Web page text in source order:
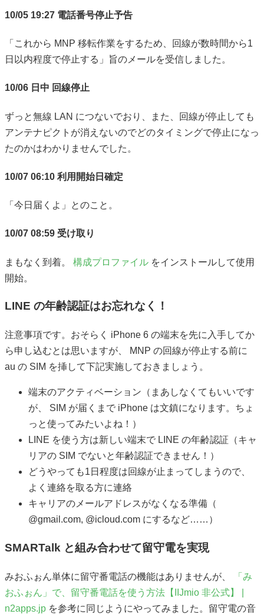
10/05 19:27 電話番号停止予告
「これから MNP 移転作業をするため、回線が数時間から1
日以内程度で停止する」旨のメールを受信しました。
10/06 日中 回線停止
ずっと無線 LAN につないでおり、また、回線が停止しても
アンテナピクトが消えないのでどのタイミングで停止になっ
たのかはわかりませんでした。
10/07 06:10 利用開始日確定
「今日届くよ」とのこと。
10/07 08:59 受け取り
まもなく到着。 構成プロファイル をインストールして使用
開始。
LINE の年齢認証はお忘れなく！
注意事項です。おそらく iPhone 6 の端末を先に入手してか
ら申し込むとは思いますが、 MNP の回線が停止する前に
au の SIM を挿して下記実施しておきましょう。
端末のアクティベーション（まあしなくてもいいです
が、 SIM が届くまで iPhone は文鎮になります。ちょ
っと使ってみたいよね！）
LINE を使う方は新しい端末で LINE の年齢認証（キャ
リアの SIM でないと年齢認証できません！）
どうやっても1日程度は回線が止まってしまうので、
よく連絡を取る方に連絡
キャリアのメールアドレスがなくなる準備（
@gmail.com, @icloud.com にするなど……）
SMARTalk と組み合わせて留守電を実現
みおふぉん単体に留守番電話の機能はありませんが、
「み
おふぉん」で、留守番電話を使う方法【IIJmio 非公式】 |
n2apps.jp を参考に同じようにやってみました。留守電の音